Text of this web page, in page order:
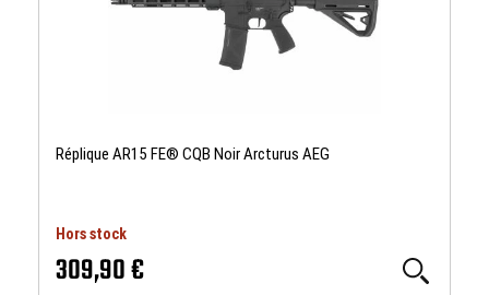
Réplique AR15 FE® CQB Noir Arcturus AEG
Hors stock
309,90 €